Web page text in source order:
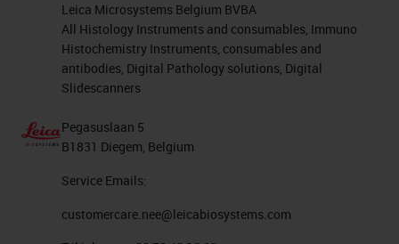
Leica Microsystems Belgium BVBA
All Histology Instruments and consumables, Immuno
Histochemistry Instruments, consumables and
antibodies, Digital Pathology solutions, Digital
Slidescanners
Pegasuslaan 5
B1831 Diegem, Belgium
Service Emails:
customercare.nee@leicabiosystems.com